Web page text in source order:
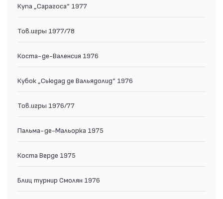
Купа „Сарагоса“ 1977
Тов.игры 1977/78
Коста-де-Валенсия 1976
Кубок „Сьюдад де Вальядолид“ 1976
Тов.игры 1976/77
Пальма-де-Мальорка 1975
Коста Верде 1975
Блиц турнир Смолян 1976